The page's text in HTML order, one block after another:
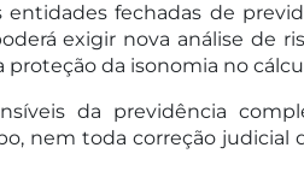
fechadas de
exigir nova análise de
da isonomia no
da previdência
nem toda correção